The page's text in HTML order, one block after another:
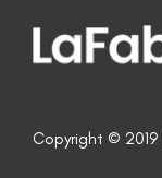
Copyright © 2019